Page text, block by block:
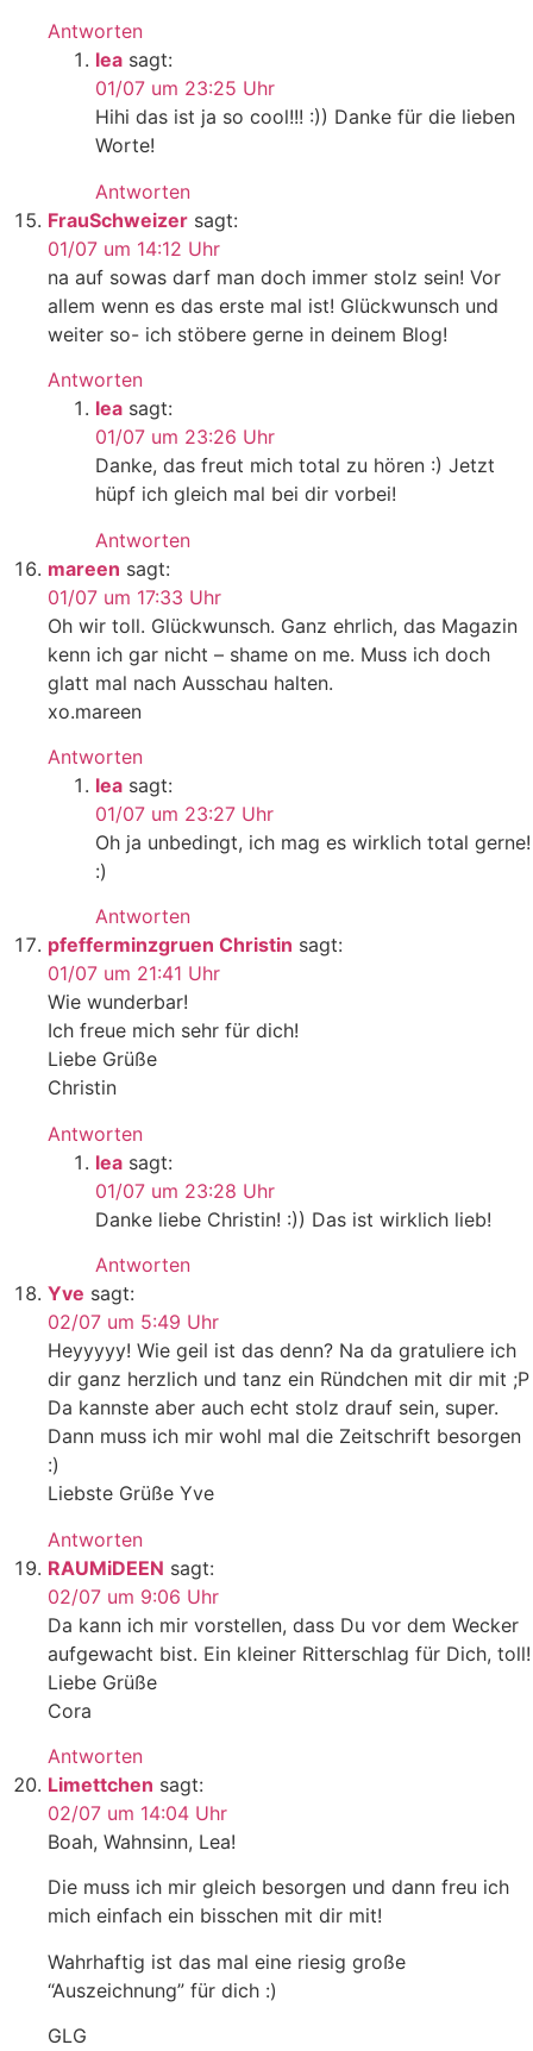
Antworten
lea sagt:
01/07 um 23:25 Uhr
Hihi das ist ja so cool!!! :)) Danke für die lieben
Worte!
Antworten
FrauSchweizer sagt:
01/07 um 14:12 Uhr
na auf sowas darf man doch immer stolz sein! Vor
allem wenn es das erste mal ist! Glückwunsch und
weiter so- ich stöbere gerne in deinem Blog!
Antworten
lea sagt:
01/07 um 23:26 Uhr
Danke, das freut mich total zu hören :) Jetzt
hüpf ich gleich mal bei dir vorbei!
Antworten
mareen sagt:
01/07 um 17:33 Uhr
Oh wir toll. Glückwunsch. Ganz ehrlich, das Magazin
kenn ich gar nicht – shame on me. Muss ich doch
glatt mal nach Ausschau halten.
xo.mareen
Antworten
lea sagt:
01/07 um 23:27 Uhr
Oh ja unbedingt, ich mag es wirklich total gerne!
:)
Antworten
pfefferminzgruen Christin sagt:
01/07 um 21:41 Uhr
Wie wunderbar!
Ich freue mich sehr für dich!
Liebe Grüße
Christin
Antworten
lea sagt:
01/07 um 23:28 Uhr
Danke liebe Christin! :)) Das ist wirklich lieb!
Antworten
Yve sagt:
02/07 um 5:49 Uhr
Heyyyyy! Wie geil ist das denn? Na da gratuliere ich
dir ganz herzlich und tanz ein Ründchen mit dir mit ;P
Da kannste aber auch echt stolz drauf sein, super.
Dann muss ich mir wohl mal die Zeitschrift besorgen
:)
Liebste Grüße Yve
Antworten
RAUMiDEEN sagt:
02/07 um 9:06 Uhr
Da kann ich mir vorstellen, dass Du vor dem Wecker
aufgewacht bist. Ein kleiner Ritterschlag für Dich, toll!
Liebe Grüße
Cora
Antworten
Limettchen sagt:
02/07 um 14:04 Uhr
Boah, Wahnsinn, Lea!
Die muss ich mir gleich besorgen und dann freu ich
mich einfach ein bisschen mit dir mit!
Wahrhaftig ist das mal eine riesig große
“Auszeichnung” für dich :)
GLG